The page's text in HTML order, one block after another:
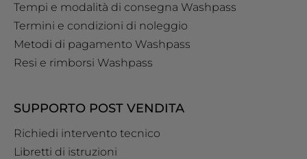
Tempi e modalità di consegna Washpass
Termini e condizioni di noleggio
Metodi di pagamento Washpass
Resi e rimborsi Washpass
SUPPORTO POST VENDITA
Richiedi intervento tecnico
Libretti di istruzioni